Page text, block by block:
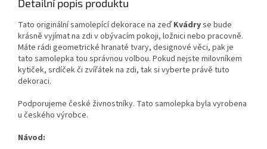
Detailní popis produktu
Tato originální samolepící dekorace na zeď Kvádryse bude
krásně vyjímat na zdi v obývacím pokoji, ložnici nebo pracovně.
Máte rádi geometrické hranaté tvary, designové věci, pak je
tato samolepka tou správnou volbou. Pokud nejste milovníkem
kytiček, srdíček či zvířátek na zdi, tak si vyberte právě tuto
dekoraci.
Podporujeme české živnostníky. Tato samolepka byla vyrobena
u českého výrobce.
Návod: